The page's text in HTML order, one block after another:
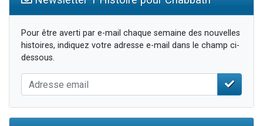
29 personnes viennent de demander une bénédiction
Pour être averti par e-mail chaque semaine des nouvelles
histoires, indiquez votre adresse e-mail dans le champ ci-
dessous.